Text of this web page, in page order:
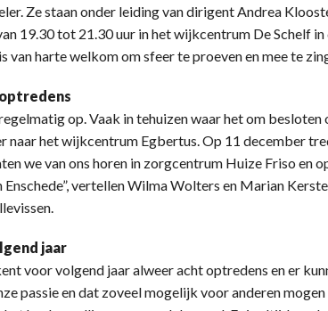
Ze staan onder leiding van dirigent Andrea
19.30 tot 21.30 uur in het wijkcentrum De Schelf
van harte welkom om sfeer te proeven en mee te
op. Vaak in tehuizen waar het om
naar het wijkcentrum Egbertus. Op 11 december
we van ons horen in zorgcentrum Huize Friso en
Enschede”, vertellen Wilma Wolters en Marian
jaar
voor volgend jaar alweer acht optredens en er
passie en dat zoveel mogelijk voor anderen